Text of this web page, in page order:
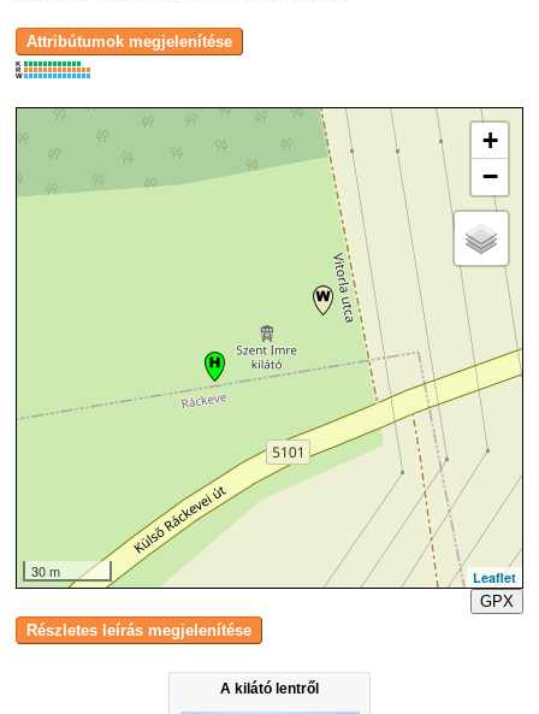
A kilátó lentről
K
R
W
+
−
30 m
Leaflet
GPX